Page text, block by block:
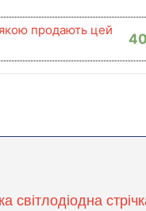
продають цей
світлодіодна